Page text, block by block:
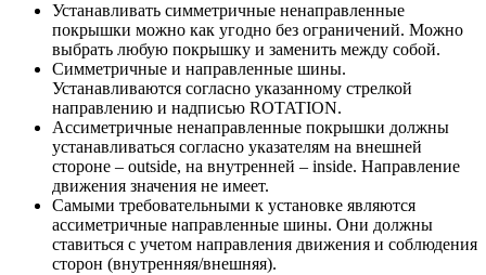
Устанавливать симметричные ненаправленные
покрышки можно как угодно без ограничений. Можно
выбрать любую покрышку и заменить между собой.
Симметричные и направленные шины.
Устанавливаются согласно указанному стрелкой
направлению и надписью ROTATION.
Ассиметричные ненаправленные покрышки должны
устанавливаться согласно указателям на внешней
стороне – outside, на внутренней – inside. Направление
движения значения не имеет.
Самыми требовательными к установке являются
ассиметричные направленные шины. Они должны
ставиться с учетом направления движения и соблюдения
сторон (внутренняя/внешняя).